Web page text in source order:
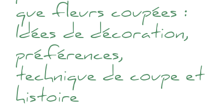
que fleurs coupées :
Idées de décoration,
préférences,
technique de coupe et
histoire